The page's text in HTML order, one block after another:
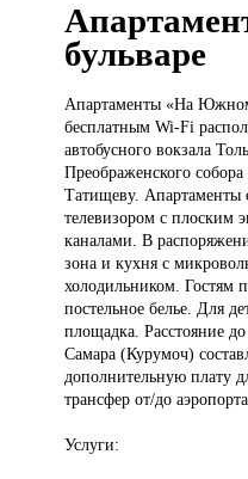
бульваре
Апартаменты «НаЮжном
бесплатным Wi-Fi
автобусного вокзала
Преображенского
Татищеву.
телевизором с плоским
каналами. В
зона и кухня с
холодильником. Гостям
постельное белье. Для
площадка. Расстояние
Самара (Курумоч)
дополнительную плату
трансфер от/до
Услуги: